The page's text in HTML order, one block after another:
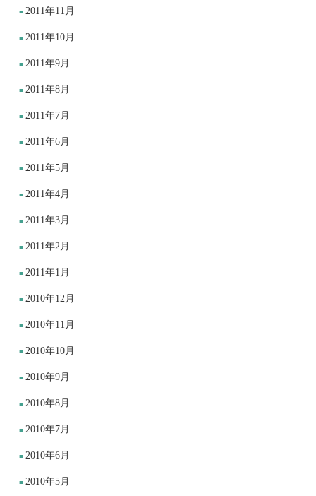
2011年11月
2011年10月
2011年9月
2011年8月
2011年7月
2011年6月
2011年5月
2011年4月
2011年3月
2011年2月
2011年1月
2010年12月
2010年11月
2010年10月
2010年9月
2010年8月
2010年7月
2010年6月
2010年5月